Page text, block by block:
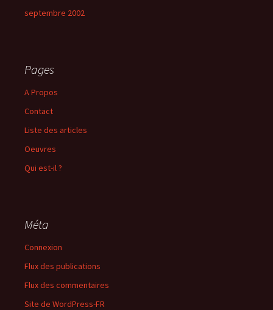
septembre 2002
Pages
A Propos
Contact
Liste des articles
Oeuvres
Qui est-il ?
Méta
Connexion
Flux des publications
Flux des commentaires
Site de WordPress-FR